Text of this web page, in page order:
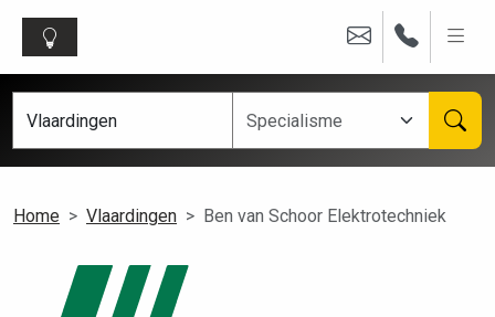
Home Vlaardingen Ben van Schoor Elektrotechniek